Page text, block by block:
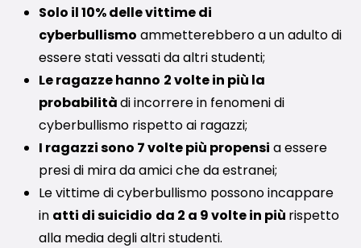
Solo il 10% delle vittime di
cyberbullismo ammetterebbero a un adulto di
essere stati vessati da altri studenti;
Le ragazze hanno 2 volte in più la
probabilitàdi incorrere in fenomeni di
cyberbullismo rispetto ai ragazzi;
I ragazzi sono 7 volte più propensi a essere
presi di mira da amici che da estranei;
Le vittime di cyberbullismo possono incappare
in atti di suicidio da 2 a 9 volte in più rispetto
alla media degli altri studenti.